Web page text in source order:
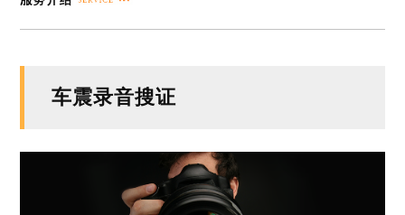
车震录音搜证